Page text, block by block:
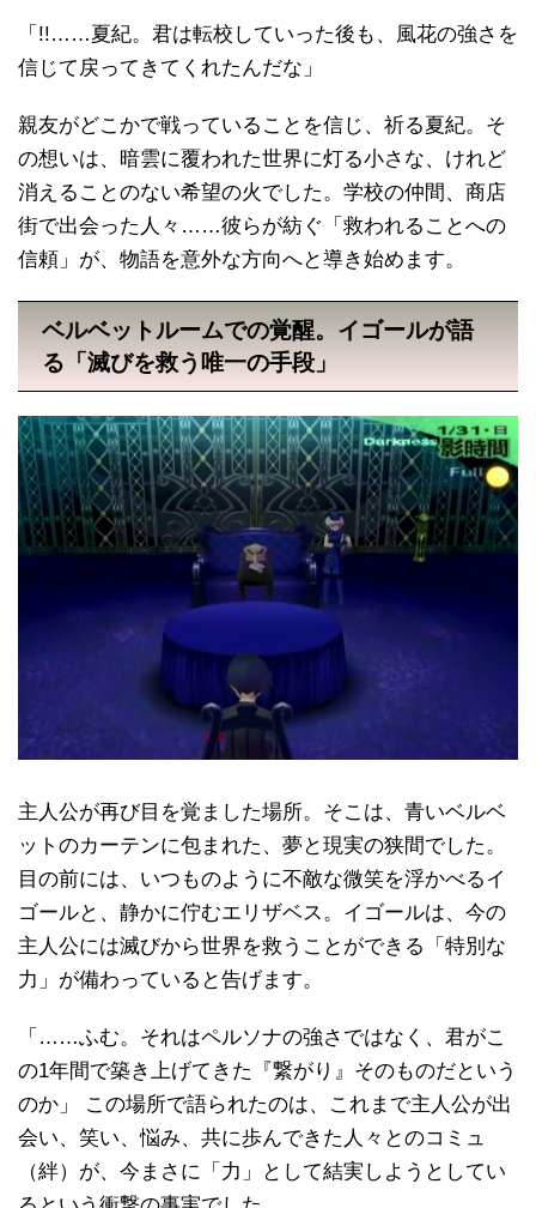
「!!……夏紀。君は転校していった後も、風花の強さを
信じて戻ってきてくれたんだな」
親友がどこかで戦っていることを信じ、祈る夏紀。そ
の想いは、暗雲に覆われた世界に灯る小さな、けれど
消えることのない希望の火でした。学校の仲間、商店
街で出会った人々……彼らが紡ぐ「救われることへの
信頼」が、物語を意外な方向へと導き始めます。
ベルベットルームでの覚醒。イゴールが語
る「滅びを救う唯一の手段」
主人公が再び目を覚ました場所。そこは、青いベルベ
ットのカーテンに包まれた、夢と現実の狭間でした。
目の前には、いつものように不敵な微笑を浮かべるイ
ゴールと、静かに佇むエリザベス。イゴールは、今の
主人公には滅びから世界を救うことができる「特別な
力」が備わっていると告げます。
「……ふむ。それはペルソナの強さではなく、君がこ
の1年間で築き上げてきた『繋がり』そのものだという
のか」 この場所で語られたのは、これまで主人公が出
会い、笑い、悩み、共に歩んできた人々とのコミュ
（絆）が、今まさに「力」として結実しようとしてい